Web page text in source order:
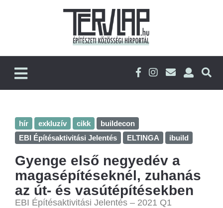
hír exkluzív cikk
buildecon
EBI Építésaktivitási Jelentés
ELTINGA ibuild
Gyenge első negyedév a
magasépítéseknél, zuhanás
az út- és vasútépítésekben
EBI Építésaktivitási Jelentés – 2021 Q1